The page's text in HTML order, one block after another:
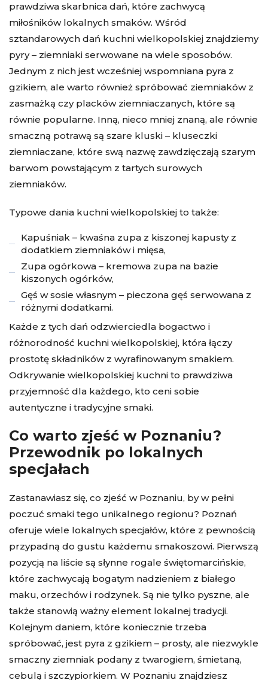
prawdziwa skarbnica dań, które zachwycą
miłośników lokalnych smaków. Wśród
sztandarowych dań kuchni wielkopolskiej znajdziemy
pyry – ziemniaki serwowane na wiele sposobów.
Jednym z nich jest wcześniej wspomniana pyra z
gzikiem, ale warto również spróbować ziemniaków z
zasmażką czy placków ziemniaczanych, które są
równie popularne. Inną, nieco mniej znaną, ale równie
smaczną potrawą są szare kluski – kluseczki
ziemniaczane, które swą nazwę zawdzięczają szarym
barwom powstającym z tartych surowych
ziemniaków.
Typowe dania kuchni wielkopolskiej to także:
Kapuśniak – kwaśna zupa z kiszonej kapusty z
dodatkiem ziemniaków i mięsa,
Zupa ogórkowa – kremowa zupa na bazie
kiszonych ogórków,
Gęś w sosie własnym – pieczona gęś serwowana z
różnymi dodatkami.
Każde z tych dań odzwierciedla bogactwo i
różnorodność kuchni wielkopolskiej, która łączy
prostotę składników z wyrafinowanym smakiem.
Odkrywanie wielkopolskiej kuchni to prawdziwa
przyjemność dla każdego, kto ceni sobie
autentyczne i tradycyjne smaki.
Co warto zjeść w Poznaniu?
Przewodnik po lokalnych
specjałach
Zastanawiasz się, co zjeść w Poznaniu, by w pełni
poczuć smaki tego unikalnego regionu? Poznań
oferuje wiele lokalnych specjałów, które z pewnością
przypadną do gustu każdemu smakoszowi. Pierwszą
pozycją na liście są słynne rogale świętomarcińskie,
które zachwycają bogatym nadzieniem z białego
maku, orzechów i rodzynek. Są nie tylko pyszne, ale
także stanowią ważny element lokalnej tradycji.
Kolejnym daniem, które koniecznie trzeba
spróbować, jest pyra z gzikiem – prosty, ale niezwykle
smaczny ziemniak podany z twarogiem, śmietaną,
cebulą i szczypiorkiem. W Poznaniu znajdziesz